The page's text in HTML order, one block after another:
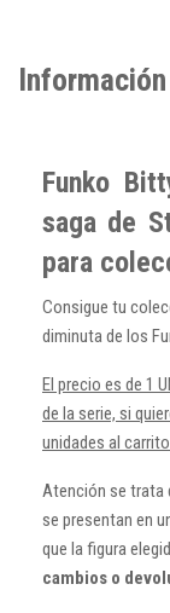
Funko
saga de
para
Consigue tu
diminuta de los
El precio es de 1
de la serie, si
unidades al
Atención se trata
se presentan en
que la figura
cambios o